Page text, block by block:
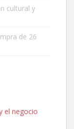
cultural y
de 26
el negocio